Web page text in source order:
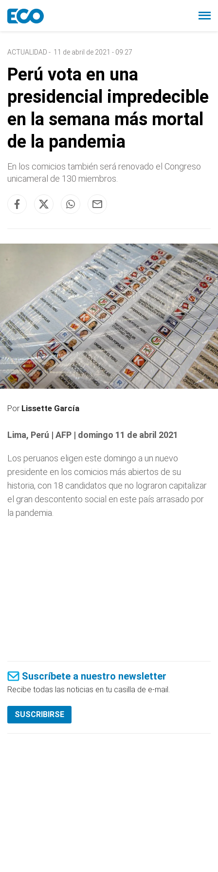
ACTUALIDAD - 11 de abril de 2021 - 09:27
Perú vota en una
presidencial impredecible
en la semana más mortal
de la pandemia
En los comicios también será renovado el Congreso
unicameral de 130 miembros.
Por Lissette García
Lima, Perú | AFP | domingo 11 de abril 2021
Los peruanos eligen este domingo a un nuevo
presidente en los comicios más abiertos de su
historia, con 18 candidatos que no lograron capitalizar
el gran descontento social en este país arrasado por
la pandemia.
Suscríbete a nuestro newsletter
Recibe todas las noticias en tu casilla de e-mail.
SUSCRIBIRSE